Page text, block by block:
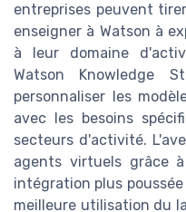
entreprises peuvent
enseigner à Watson à
à leur domaine
Watson Knowledge
personnaliser les
avec les besoins
secteurs d'activité.
agents virtuels grâce
intégration plus
meilleure utilisation du